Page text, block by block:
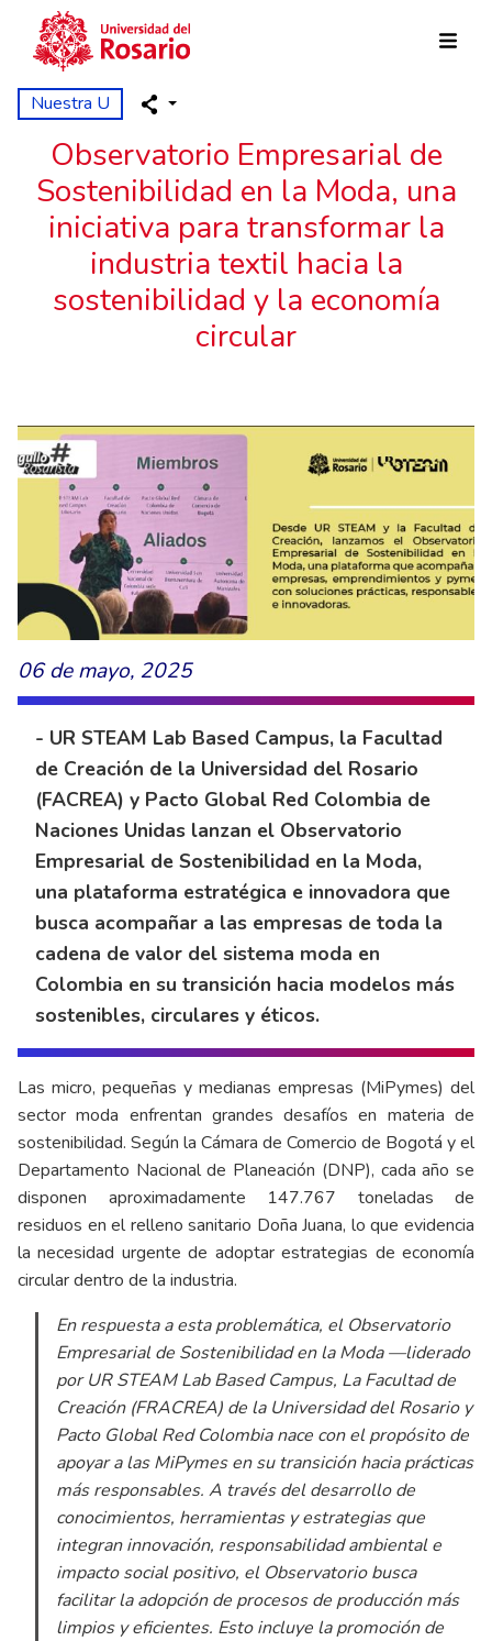
Pasar al contenido principal
Nuestra U
Observatorio Empresarial de
Sostenibilidad en la Moda, una
iniciativa para transformar la
industria textil hacia la
sostenibilidad y la economía
circular
06 de mayo, 2025
- UR STEAM Lab Based Campus, la Facultad
de Creación de la Universidad del Rosario
(FACREA) y Pacto Global Red Colombia de
Naciones Unidas lanzan el Observatorio
Empresarial de Sostenibilidad en la Moda,
una plataforma estratégica e innovadora que
busca acompañar a las empresas de toda la
cadena de valor del sistema moda en
Colombia en su transición hacia modelos más
sostenibles, circulares y éticos.
Las micro, pequeñas y medianas empresas (MiPymes) del
sector moda enfrentan grandes desafíos en materia de
sostenibilidad. Según la Cámara de Comercio de Bogotá y el
Departamento Nacional de Planeación (DNP), cada año se
disponen aproximadamente 147.767 toneladas de
residuos en el relleno sanitario Doña Juana, lo que evidencia
la necesidad urgente de adoptar estrategias de economía
circular dentro de la industria.
En respuesta a esta problemática, el Observatorio
Empresarial de Sostenibilidad en la Moda —liderado
por UR STEAM Lab Based Campus, La Facultad de
Creación (FRACREA) de la Universidad del Rosario y
Pacto Global Red Colombia nace con el propósito de
apoyar a las MiPymes en su transición hacia prácticas
más responsables. A través del desarrollo de
conocimientos, herramientas y estrategias que
integran innovación, responsabilidad ambiental e
impacto social positivo, el Observatorio busca
facilitar la adopción de procesos de producción más
limpios y eficientes. Esto incluye la promoción de